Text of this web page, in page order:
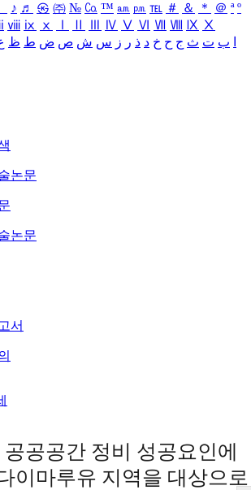
♪ ♬ ㉿ ㈜ № ㏇ ™ ㏂ ㏘ ℡ ＃ ＆ ＊ ＠ ª º
ⅷ ⅸ ⅹ Ⅳ Ⅴ Ⅵ Ⅶ Ⅷ Ⅸ Ⅹ
ب ت ث ج ح خ د ذ ر ز س ش ص ض ط ظ
논문
논문
서
공공간 정비 성공요인에
이마루유 지역을 대상으로